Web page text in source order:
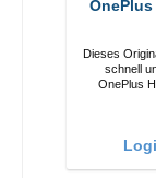
OnePlus
Dieses
schnell
OnePlus